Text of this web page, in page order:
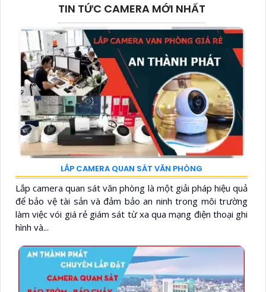
TIN TỨC CAMERA MỚI NHẤT
LẮP CAMERA QUAN SÁT VĂN PHÒNG
Lắp camera quan sát văn phòng là một giải pháp hiệu quả
để bảo vệ tài sản và đảm bảo an ninh trong môi trường
làm việc vói giá rẻ giám sát từ xa qua mạng điện thoại ghi
hình và...